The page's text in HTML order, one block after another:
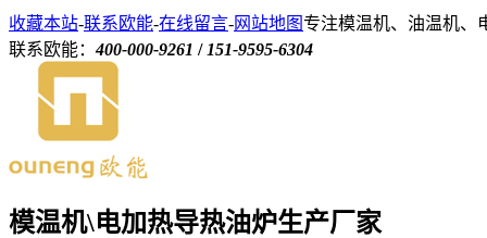
收藏本站-联系欧能-在线留言-网站地图专注模温机、油温机、
联系欧能：400-000-9261 / 151-9595-6304
模温机\电加热导热油炉生产厂家